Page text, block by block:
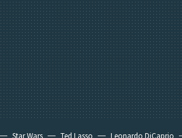
Star Wars Ted Lasso Leonardo DiCaprio